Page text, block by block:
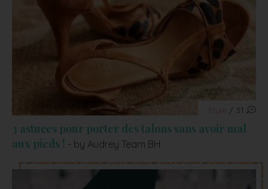
/ 31
3 astuces pour porter des talons sans avoir mal
aux pieds ! - by Audrey Team BH